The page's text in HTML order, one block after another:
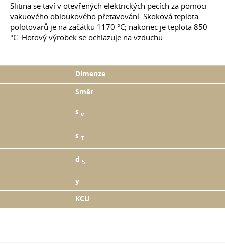
Slitina se taví v otevřených elektrických pecích za pomoci
vakuového obloukového přetavování. Skoková teplota
polotovarů je na začátku 1170 °C; nakonec je teplota 850
°C. Hotový výrobek se ochlazuje na vzduchu.
Dimenze
Směr
s v
s T
d 5
y
KCU